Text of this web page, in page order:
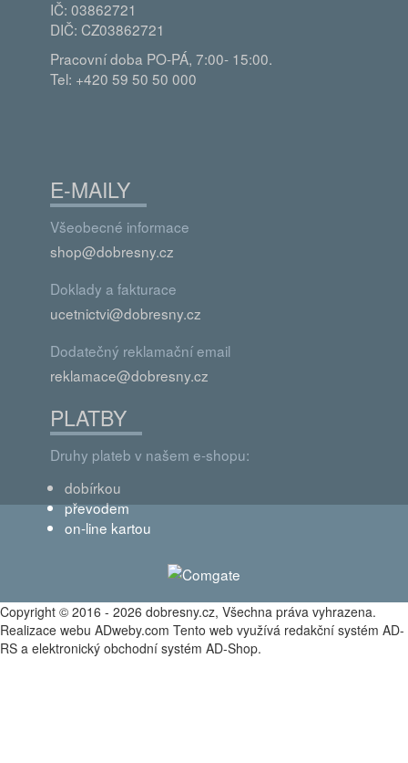
IČ: 03862721
DIČ: CZ03862721
Pracovní doba PO-PÁ, 7:00- 15:00.
Tel: +420 59 50 50 000
E-MAILY
Všeobecné informace
shop@dobresny.cz
Doklady a fakturace
ucetnictvi@dobresny.cz
Dodatečný reklamační email
reklamace@dobresny.cz
PLATBY
Druhy plateb v našem e-shopu:
dobírkou
převodem
on-line kartou
Copyright © 2016 - 2026 dobresny.cz, Všechna práva vyhrazena.
Realizace webu ADweby.com Tento web využívá redakční systém AD-
RS a elektronický obchodní systém AD-Shop.